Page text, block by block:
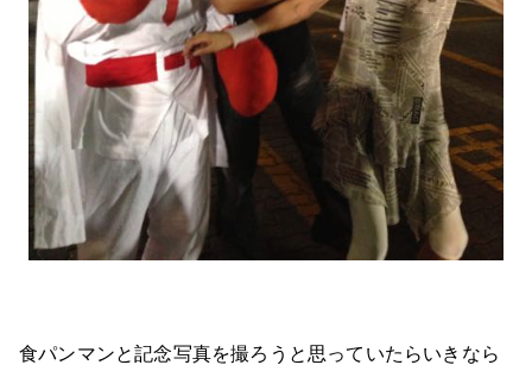
食パンマンと記念写真を撮ろうと思っていたらいきなら